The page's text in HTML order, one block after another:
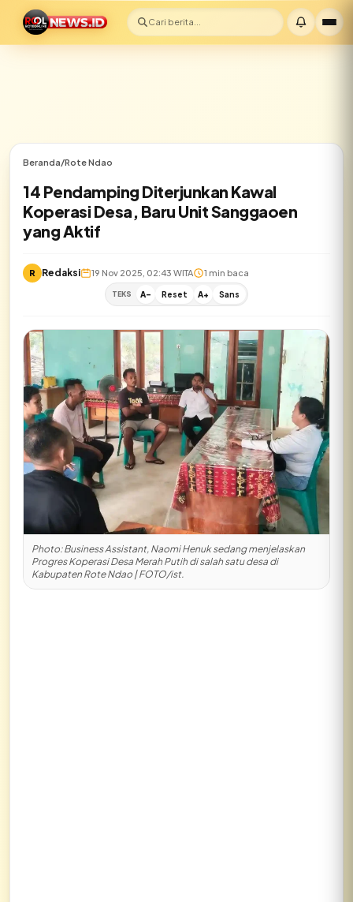
Cari berita...
Beranda/Rote Ndao
14 Pendamping Diterjunkan Kawal
Koperasi Desa, Baru Unit Sanggaoen
yang Aktif
R Redaksi 19 Nov 2025, 02:43 WITA 1 min baca
TEKS A- Reset A+ Sans
Photo: Business Assistant, Naomi Henuk sedang menjelaskan
Progres Koperasi Desa Merah Putih di salah satu desa di
Kabupaten Rote Ndao | FOTO/ist.
✕
Lihat semua hasil →